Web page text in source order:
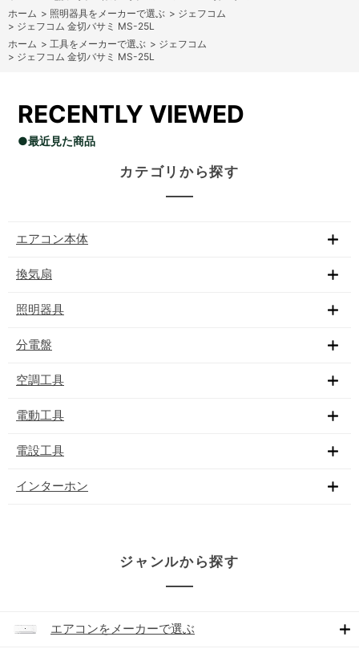
ホーム > 照明器具をメーカーで選ぶ > ジェフコム
> ジェフコム 金切バサミ MS-25L
ホーム > 工具をメーカーで選ぶ > ジェフコム
> ジェフコム 金切バサミ MS-25L
RECENTLY VIEWED
●最近見た商品
カテゴリから探す
エアコン本体
換気扇
照明器具
分電盤
空調工具
電動工具
電設工具
インターホン
ジャンルから探す
エアコンをメーカーで選ぶ